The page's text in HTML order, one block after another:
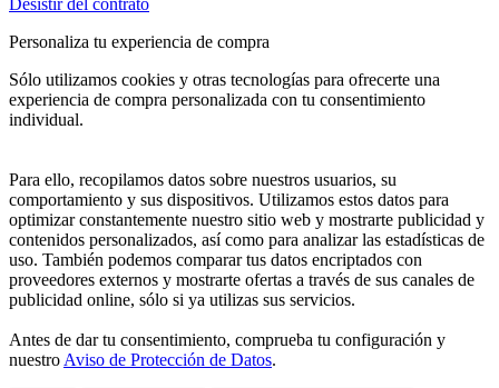
Personaliza tu experiencia de compra
Sólo utilizamos cookies y otras tecnologías para ofrecerte una
experiencia de compra personalizada con tu consentimiento
individual.
Para ello, recopilamos datos sobre nuestros usuarios, su
comportamiento y sus dispositivos. Utilizamos estos datos para
optimizar constantemente nuestro sitio web y mostrarte publicidad y
contenidos personalizados, así como para analizar las estadísticas de
uso. También podemos comparar tus datos encriptados con
proveedores externos y mostrarte ofertas a través de sus canales de
publicidad online, sólo si ya utilizas sus servicios.
Antes de dar tu consentimiento, comprueba tu configuración y
nuestro Aviso de Protección de Datos.